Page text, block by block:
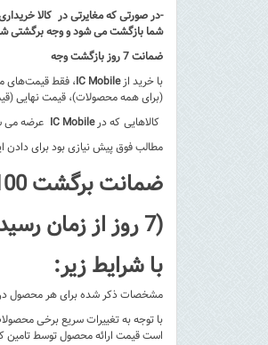
-در صورتی که مغایرتی در کالا
شما بازگشت می شود و وجه برگشتی
ضمانت 7 روز بازگشت وجه
با خرید ازIC Mobile، فقط قیمت‌های
(برای همه محصولات)، قیمت نهایی
کالاهایی که درIC Mobile عرضه می‌
مطالب فوق پیش نیازی بود برای
ضمانت برگشت 100 % پول پرداختی توسط شما و پس گرفتن محصول تا 7 روز پس از خرید
(7 روز از زمان رسیدن محصول به دست خریدار)
با شرایط زیر:
مشخصات ذکر شده برای هر محصول در
​با توجه به تغییرات سریع برخی
است قیمت ارائه محصول توسط تامین